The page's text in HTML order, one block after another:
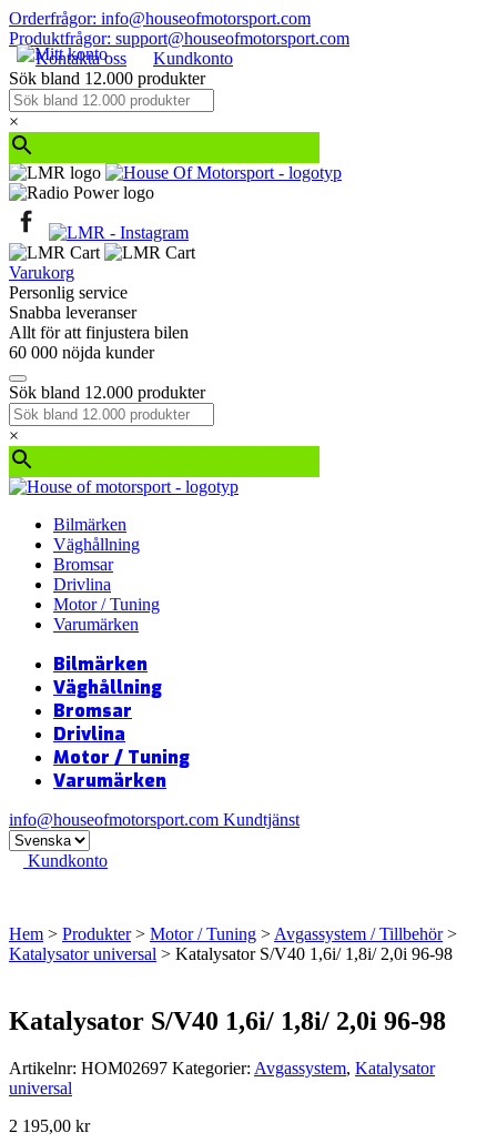
Orderfrågor: info@houseofmotorsport.com
Produktfrågor: support@houseofmotorsport.com
Kontakta oss
Kundkonto
Sök bland 12.000 produkter
×
Varukorg
Personlig service
Snabba leveranser
Allt för att finjustera bilen
60 000 nöjda kunder
Sök bland 12.000 produkter
×
Bilmärken
Väghållning
Bromsar
Drivlina
Motor / Tuning
Varumärken
Bilmärken
Väghållning
Bromsar
Drivlina
Motor / Tuning
Varumärken
info@houseofmotorsport.com Kundtjänst
Kundkonto
Hem > Produkter> Motor / Tuning > Avgassystem / Tillbehör>
Katalysator universal > Katalysator S/V40 1,6i/ 1,8i/ 2,0i 96-98
Katalysator S/V40 1,6i/ 1,8i/ 2,0i 96-98
Artikelnr: HOM02697 Kategorier: Avgassystem, Katalysator
universal
2 195,00 kr